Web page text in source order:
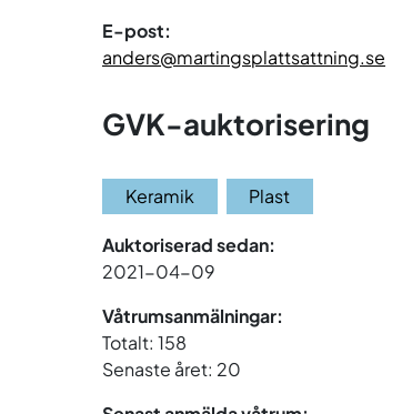
E-post:
anders@martingsplattsattning.se
GVK-auktorisering
Keramik Plast
Auktoriserad sedan:
2021-04-09
Våtrumsanmälningar:
Totalt: 158
Senaste året: 20